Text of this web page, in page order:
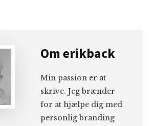
Omerikback
Min passion er at
skrive. Jeg brænder
for at hjælpe dig med
personlig branding